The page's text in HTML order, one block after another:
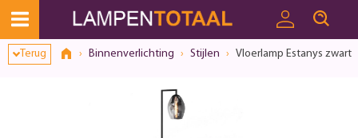
Terug Binnenverlichting Stijlen Vloerlamp Estanys zwart